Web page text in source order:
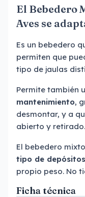
El Bebedero
Aves se
Es un bebedero
permiten que
tipo de jaulas
Permite también
mantenimiento,
desmontar, y a
abierto y retirado.
El bebedero
tipo de depósitos
propio peso. No
Ficha técnica